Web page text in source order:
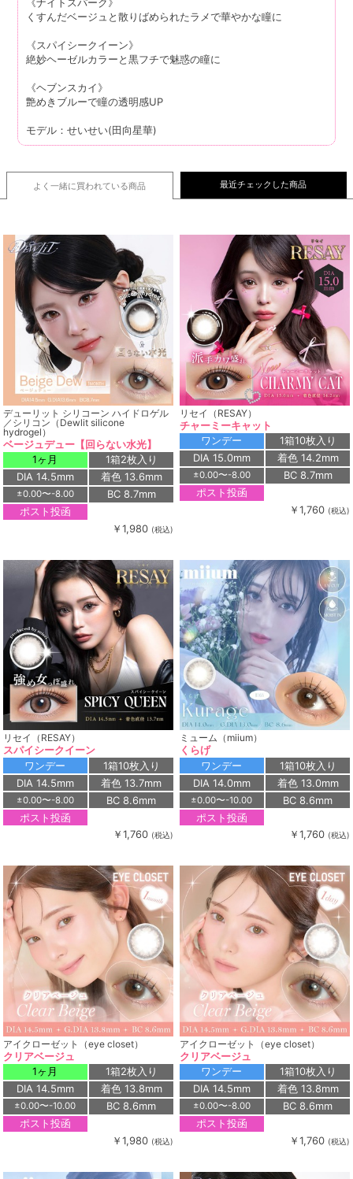
くすんだベージュと散りばめられたラメで華やかな瞳に
《スパイシークイーン》
絶妙ヘーゼルカラーと黒フチで魅惑の瞳に
《ヘブンスカイ》
艶めきブルーで瞳の透明感UP
モデル：せいせい(田向星華)
よく一緒に買われている商品 最近チェックした商品
デューリット シリコーン ハイドロゲル
／シリコン（Dewlit silicone
hydrogel）
ベージュデュー【回らない水光】
1ヶ月
1箱2枚入り
DIA 14.5mm
着色 13.6mm
±0.00〜-8.00
BC 8.7mm
ポスト投函
￥1,980 (税込)
リセイ（RESAY）
チャーミーキャット
ワンデー
1箱10枚入り
DIA 15.0mm
着色 14.2mm
±0.00〜-8.00
BC 8.7mm
ポスト投函
￥1,760 (税込)
リセイ（RESAY）
スパイシークイーン
ワンデー
1箱10枚入り
DIA 14.5mm
着色 13.7mm
±0.00〜-8.00
BC 8.6mm
ポスト投函
￥1,760 (税込)
ミューム（miium）
くらげ
ワンデー
1箱10枚入り
DIA 14.0mm
着色 13.0mm
±0.00〜-10.00
BC 8.6mm
ポスト投函
￥1,760 (税込)
アイクローゼット（eye closet）
クリアベージュ
1ヶ月
1箱2枚入り
DIA 14.5mm
着色 13.8mm
±0.00〜-10.00
BC 8.6mm
ポスト投函
￥1,980 (税込)
アイクローゼット（eye closet）
クリアベージュ
ワンデー
1箱10枚入り
DIA 14.5mm
着色 13.8mm
±0.00〜-8.00
BC 8.6mm
ポスト投函
￥1,760 (税込)